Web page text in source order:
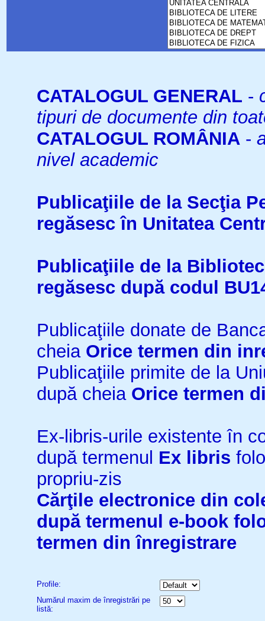
CATALOGUL GENERAL -
tipuri de documente din
CATALOGUL ROMÂNIA -
nivel academic
Publicaţiile de la Secţia
regăsesc în Unitatea
Publicaţiile de la
regăsesc după codul
Publicaţiile donate de
cheia Orice termen din
Publicaţiile primite de la
după cheia Orice termen
Ex-libris-urile existente în
după termenul Ex libris
propriu-zis
Cărţile electronice din
după termenul e-book
termen din înregistrare
Profile:
Numărul maxim de înregistrări pe
listă: